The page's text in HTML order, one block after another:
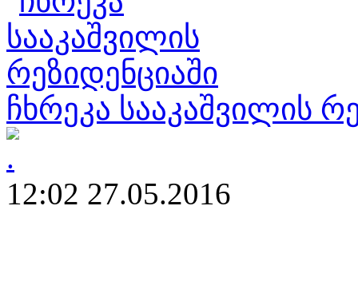
ჩხრეკა სააკაშვილის
12:02 27.05.2016